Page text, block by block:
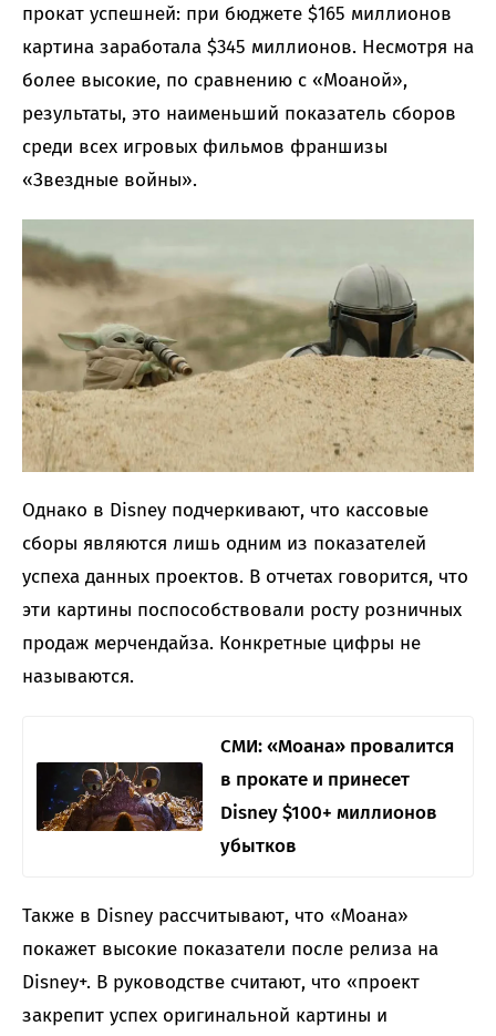
прокат успешней: при бюджете $165 миллионов
картина заработала $345 миллионов. Несмотря на
более высокие, по сравнению с «Моаной»,
результаты, это наименьший показатель сборов
среди всех игровых фильмов франшизы
«Звездные войны».
Однако в Disney подчеркивают, что кассовые
сборы являются лишь одним из показателей
успеха данных проектов. В отчетах говорится, что
эти картины поспособствовали росту розничных
продаж мерчендайза. Конкретные цифры не
называются.
СМИ: «Моана» провалится
в прокате и принесет
Disney $100+ миллионов
убытков
Также в Disney рассчитывают, что «Моана»
покажет высокие показатели после релиза на
Disney+. В руководстве считают, что «проект
закрепит успех оригинальной картины и